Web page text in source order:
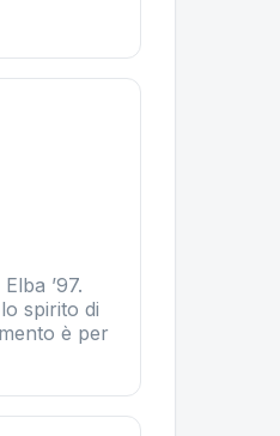
’97.
spirito di
è per